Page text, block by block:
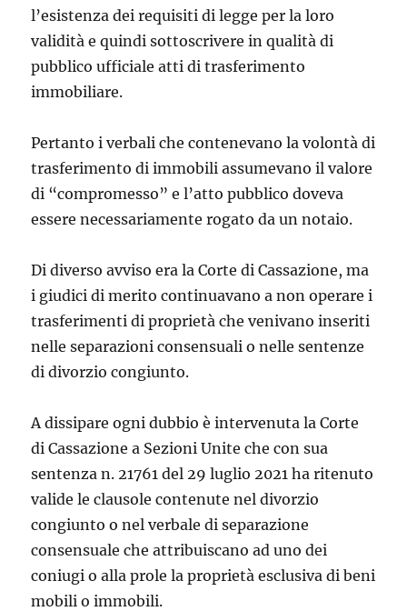
l’esistenza dei requisiti di legge per la loro
validità e quindi sottoscrivere in qualità di
pubblico ufficiale atti di trasferimento
immobiliare.
Pertanto i verbali che contenevano la volontà di
trasferimento di immobili assumevano il valore
di “compromesso” e l’atto pubblico doveva
essere necessariamente rogato da un notaio.
Di diverso avviso era la Corte di Cassazione, ma
i giudici di merito continuavano a non operare i
trasferimenti di proprietà che venivano inseriti
nelle separazioni consensuali o nelle sentenze
di divorzio congiunto.
A dissipare ogni dubbio è intervenuta la Corte
di Cassazione a Sezioni Unite che con sua
sentenza n. 21761 del 29 luglio 2021 ha ritenuto
valide le clausole contenute nel divorzio
congiunto o nel verbale di separazione
consensuale che attribuiscano ad uno dei
coniugi o alla prole la proprietà esclusiva di beni
mobili o immobili.